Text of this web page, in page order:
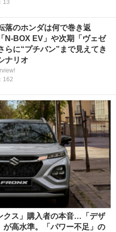
13
落のホンダは何で巻き返
N-BOX EV」や次期「ヴェゼ
らに“プチバン”まで見えてき
ナリオ
162
クス」購入者の本音…「デザ
高水準。「パワー不足」の